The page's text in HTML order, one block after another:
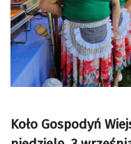
Koło Gospodyń